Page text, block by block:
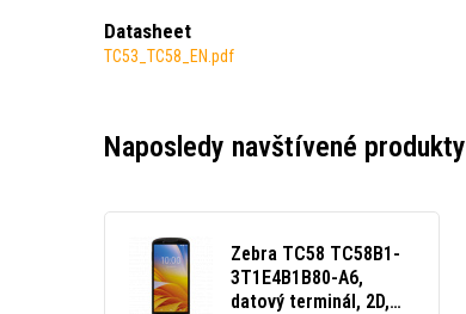
Datasheet
TC53_TC58_EN.pdf
Naposledy navštívené produkty
Zebra TC58 TC58B1-
3T1E4B1B80-A6,
datový terminál, 2D,